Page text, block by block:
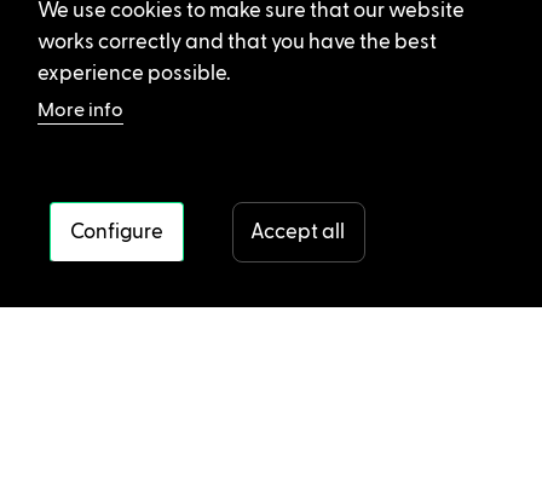
We use cookies to make sure that our website
works correctly and that you have the best
experience possible.
More info
Configure Accept all